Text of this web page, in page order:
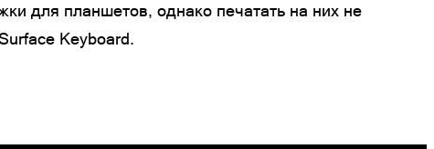
для планшетов, однако печатать на них не
Keyboard.